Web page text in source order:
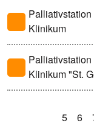
Palliativstation
Klinikum
Palliativstation
Klinikum "St.
5 6